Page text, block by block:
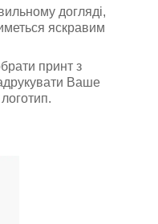
догляді,
яскравим
принт з
Ваше